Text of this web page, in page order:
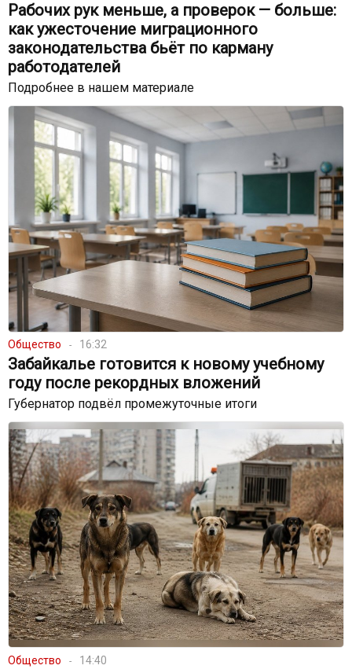
Рабочих рук меньше, а проверок — больше:
как ужесточение миграционного
законодательства бьёт по карману
работодателей
Подробнее в нашем материале
Общество 16:32
Забайкалье готовится к новому учебному
году после рекордных вложений
Губернатор подвёл промежуточные итоги
Общество 14:40